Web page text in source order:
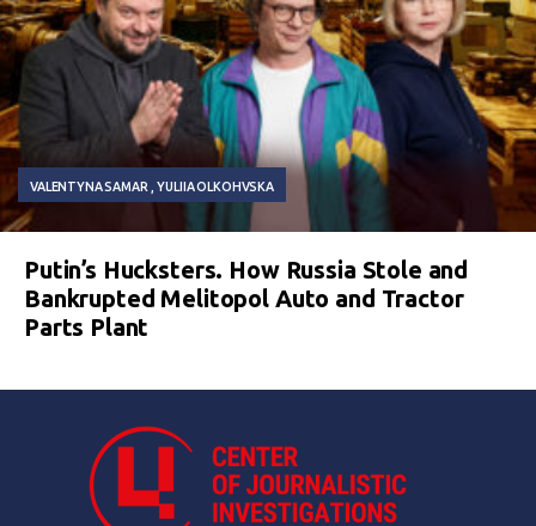
VALENTYNA SAMAR YULIIA OLKOHVSKA
Putin’s Hucksters. How Russia Stole and
Bankrupted Melitopol Auto and Tractor
Parts Plant